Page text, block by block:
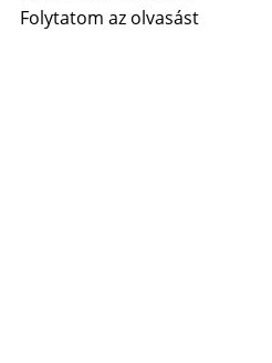
Folytatom az olvasást